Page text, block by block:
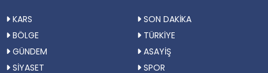
KARS
SON DAKİKA
BÖLGE
TÜRKİYE
GÜNDEM
ASAYİŞ
SİYASET
SPOR